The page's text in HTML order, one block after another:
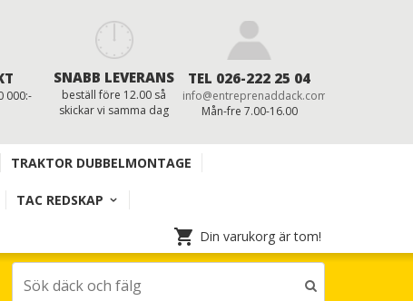
000:-
SNABB LEVERANS
beställ före 12.00 så
skickar vi samma dag
TEL 026-222 25 04
info@entreprenaddack.com
Mån-fre 7.00-16.00
TRAKTOR DUBBELMONTAGE
TAC REDSKAP
Din varukorg är tom!